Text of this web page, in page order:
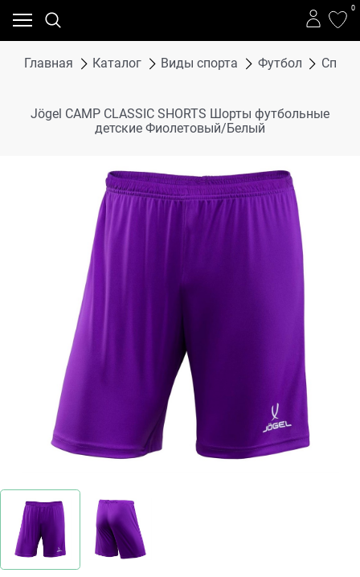
0
Главная Каталог Виды спорта Футбол
Jögel CAMP CLASSIC SHORTS Шорты футбольные
детские Фиолетовый/Белый